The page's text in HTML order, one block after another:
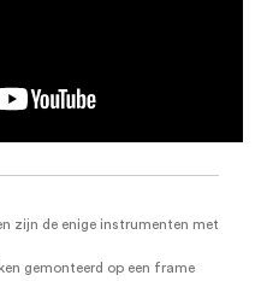
zijn de enige instrumenten met
gemonteerd op een frame